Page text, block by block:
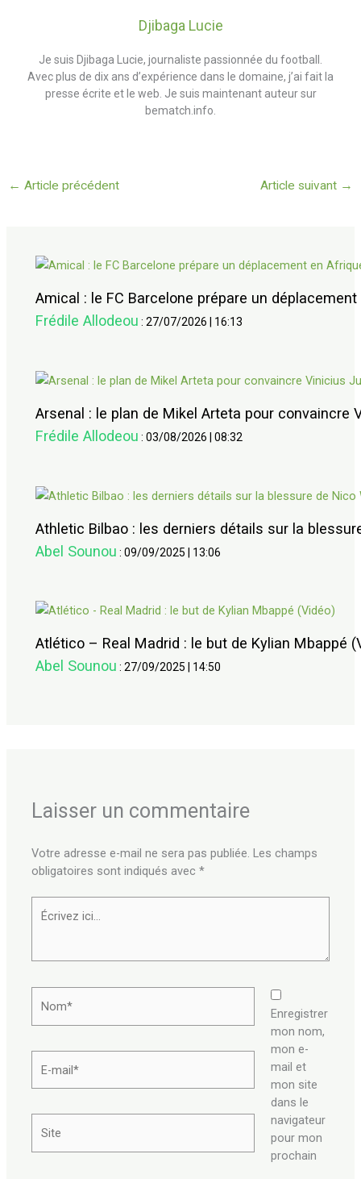
Djibaga Lucie
Je suis Djibaga Lucie, journaliste passionnée du football.
Avec plus de dix ans d’expérience dans le domaine, j’ai fait la
presse écrite et le web. Je suis maintenant auteur sur
bematch.info.
← Article précédent Article suivant →
Amical : le FC Barcelone prépare un
Frédile Allodeou :27/07/2026 16:13
Arsenal : le plan de Mikel Arteta pour convaincre
Frédile Allodeou :03/08/2026 |08:32
Athletic Bilbao : les derniers détails sur la
Abel Sounou :09/09/2025 13:06
Atlético – Real Madrid : le but de Kylian Mbappé
Abel Sounou :27/09/2025 14:50
Laisser un commentaire
Votre adresse e-mail ne sera pas publiée. Les champs
obligatoires sont indiqués avec*
Écrivez
mail*
Enregistrer
mon nom,
mon e-
mail et
mon site
dans le
navigateur
pour mon
prochain